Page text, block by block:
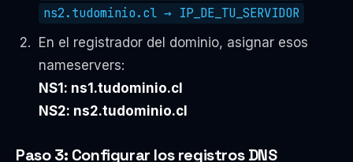
ns2.tudominio.cl → IP_DE_TU_SERVIDOR
En el registrador del dominio, asignar esos
nameservers:
NS1: ns1.tudominio.cl
NS2: ns2.tudominio.cl
Paso 3: Configurar los registros DNS